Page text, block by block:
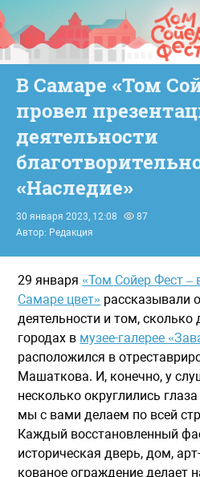
В Самаре «Том
провел
деятельности
«Наследие»
30 января 2023, 12:08
87
Автор: Редакция
29 января «Том Сойер Фест –
Самаре цвет» рассказывали
деятельности и том, сколько
городах в музее-галерее
расположился в
Машаткова. И, конечно, у
несколько округлились
мы с вами делаем по всей
Каждый восстановленный
историческая дверь, дом,
кованое ограждение делает